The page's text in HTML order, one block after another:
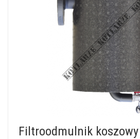
Filtroodmulnik